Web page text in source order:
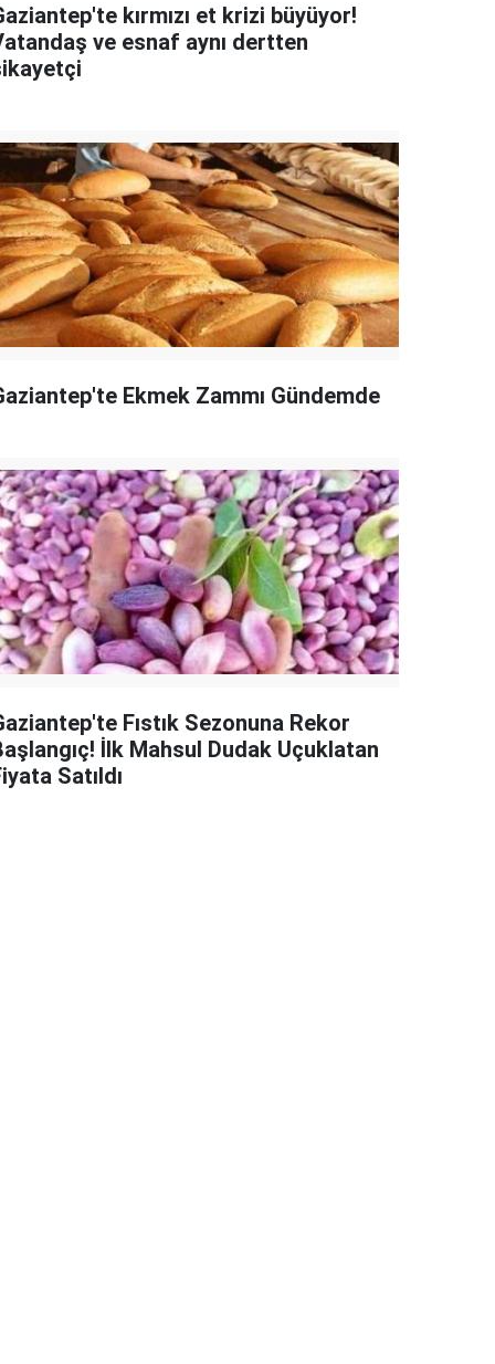
kırmızı et krizi büyüyor!
ve esnaf aynı dertten
Ekmek Zammı Gündemde
Fıstık Sezonuna Rekor
İlk Mahsul Dudak Uçuklatan
Satıldı